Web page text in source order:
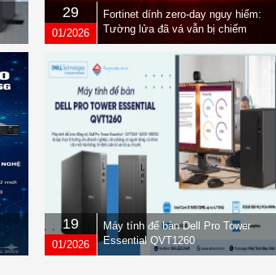
29
01/2026
Fortinet dính zero-day nguy hiểm:
Tường lửa đã vá vẫn bị chiếm
quyền
19
01/2026
Máy tính để bàn Dell Pro Tower
Essential QVT1260